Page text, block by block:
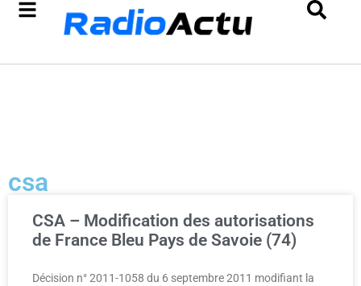
csa
CSA – Modification des autorisations
de France Bleu Pays de Savoie (74)
Décision n° 2011-1058 du 6 septembre 2011 modifiant la